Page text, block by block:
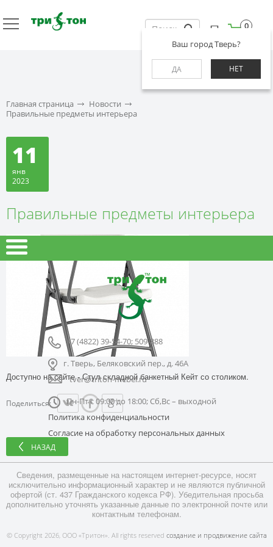
Ваш город Тверь?
ДА НЕТ
0
Главная страница
Новости
Правильные предметы интерьера
11
янв
2023
Правильные предметы интерьера
Доступно на сайте - Стул складной банкетный Кейт со столиком.
Поделиться:
НАЗАД
+7 (4822) 39-54-70; 509-888
г. Тверь, Беляковский пер., д. 46А
tver@triton-mebel.ru
Пн-Пт с 09:00 до 18:00; Сб,Вс – выходной
Политика конфиденциальности
Согласие на обработку персональных данных
Сведения, размещенные на настоящем интернет-ресурсе, носят
исключительно информационный характер и не являются публичной
офертой (ст. 437 Гражданского кодекса РФ). Убедительная просьба
дополнительно уточнять указанные данные по электронной почте или
контактным телефонам.
© Copyright 2026, ООО «Тритон». All rights reserved создание и продвижение сайта